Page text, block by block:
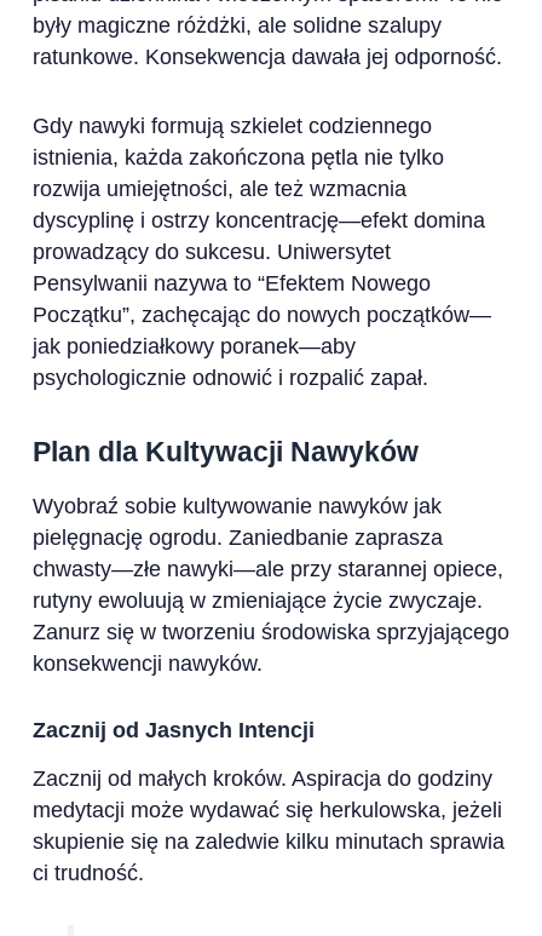
były magiczne różdżki, ale solidne szalupy
ratunkowe. Konsekwencja dawała jej odporność.
Gdy nawyki formują szkielet codziennego
istnienia, każda zakończona pętla nie tylko
rozwija umiejętności, ale też wzmacnia
dyscyplinę i ostrzy koncentrację—efekt domina
prowadzący do sukcesu. Uniwersytet
Pensylwanii nazywa to “Efektem Nowego
Początku”, zachęcając do nowych początków—
jak poniedziałkowy poranek—aby
psychologicznie odnowić i rozpalić zapał.
Plan dla Kultywacji Nawyków
Wyobraź sobie kultywowanie nawyków jak
pielęgnację ogrodu. Zaniedbanie zaprasza
chwasty—złe nawyki—ale przy starannej opiece,
rutyny ewoluują w zmieniające życie zwyczaje.
Zanurz się w tworzeniu środowiska sprzyjającego
konsekwencji nawyków.
Zacznij od Jasnych Intencji
Zacznij od małych kroków. Aspiracja do godziny
medytacji może wydawać się herkulowska, jeżeli
skupienie się na zaledwie kilku minutach sprawia
ci trudność.